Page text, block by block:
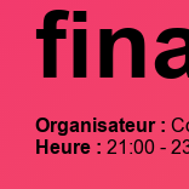
Organisateur :
Heure : 21:00 -